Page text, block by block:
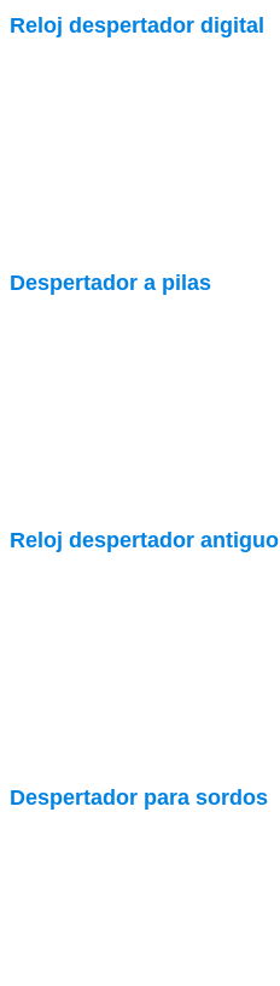
Reloj despertador digital
Despertador a pilas
Reloj despertador antiguo
Despertador para sordos